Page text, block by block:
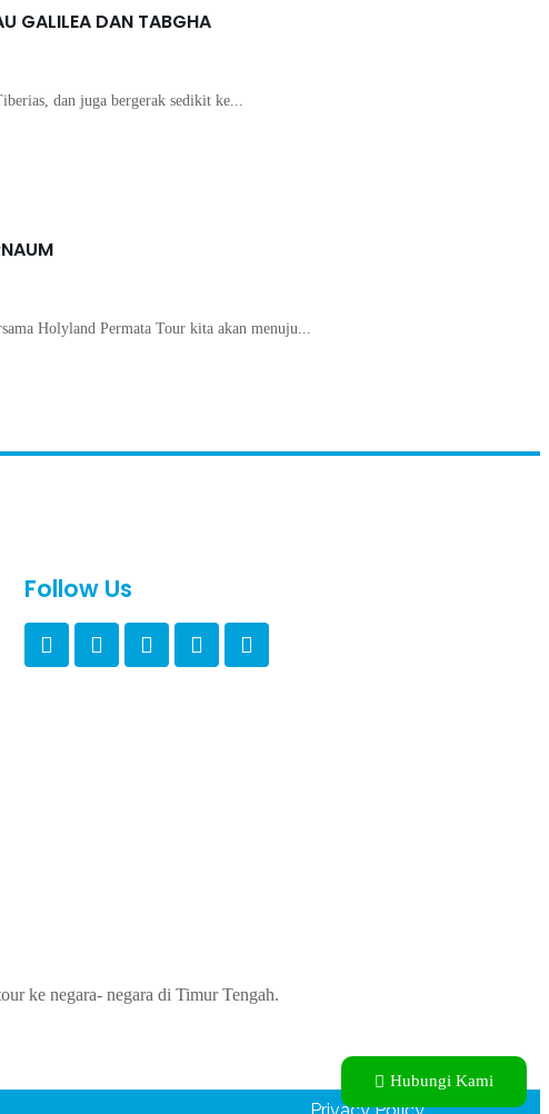
GALILEA DAN TABGHA
dan juga bergerak sedikit ke...
Holyland Permata Tour kita akan menuju...
Follow Us
Hubungi Kami
ke negara- negara di Timur Tengah.